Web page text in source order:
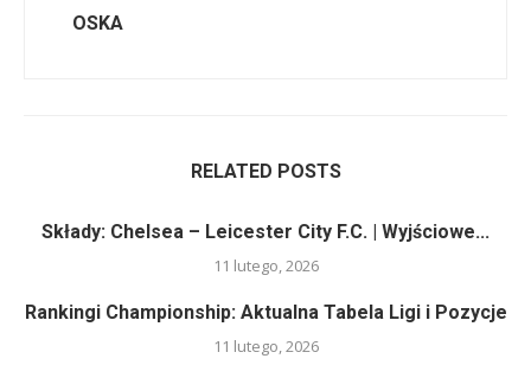
OSKA
RELATED POSTS
Składy: Chelsea – Leicester City F.C. | Wyjściowe...
11 lutego, 2026
Rankingi Championship: Aktualna Tabela Ligi i Pozycje
11 lutego, 2026